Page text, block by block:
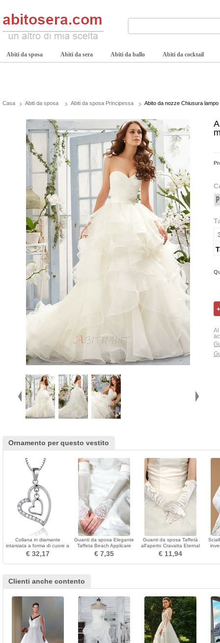
Abiti da sposa Abiti da sera Abiti da ballo Abiti da cocktail
Casa Abiti da sposa Abiti da sposa Principessa Abito da nozze Chiusura
Al
Ornamento per questo vestito
Collana in diamante
intarsiata a forma di cuore a
forma di cuore
€ 32,17
Guanti da sposa Elegante
Taffeta Beach Applicare
Inverno
€ 7,35
Guanti da sposa Taffetà
all'aperto Cravatta Eternal
Bow
€ 11,94
Clienti anche contento